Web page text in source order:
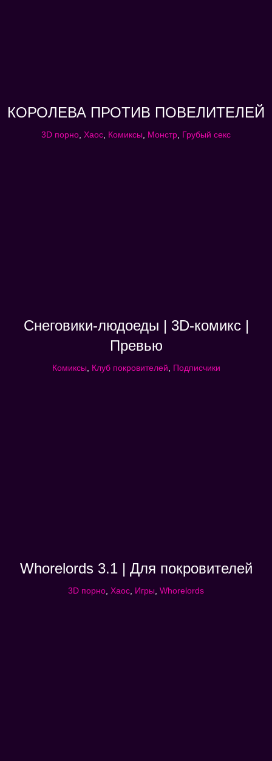
КОРОЛЕВА ПРОТИВ ПОВЕЛИТЕЛЕЙ
3D порно Хаос Комиксы Монстр Грубый секс
Снеговики-людоеды | 3D-комикс |
Превью
Комиксы, Клуб покровителей, Подписчики
Whorelords 3.1 | Для покровителей
3D порно, Хаос, Игры, Whorelords